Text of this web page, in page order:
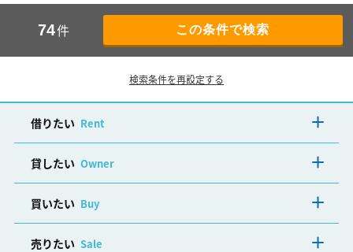
74件
検索条件を再設定する
借りたい Rent
貸したい Owner
買いたい Buy
売りたい Sale